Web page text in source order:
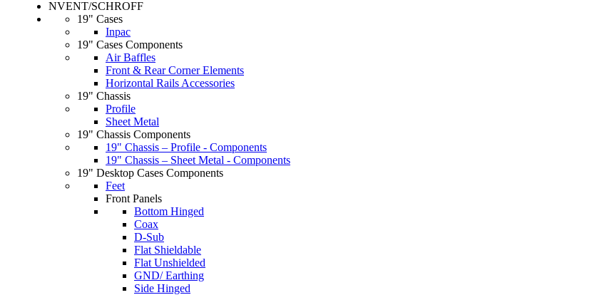
NVENT/SCHROFF
19" Cases
Inpac
19" Cases Components
Air Baffles
Front & Rear Corner Elements
Horizontal Rails Accessories
19" Chassis
Profile
Sheet Metal
19" Chassis Components
19" Chassis – Profile - Components
19" Chassis – Sheet Metal - Components
19" Desktop Cases Components
Feet
Front Panels
Bottom Hinged
Coax
D-Sub
Flat Shieldable
Flat Unshielded
GND/ Earthing
Side Hinged